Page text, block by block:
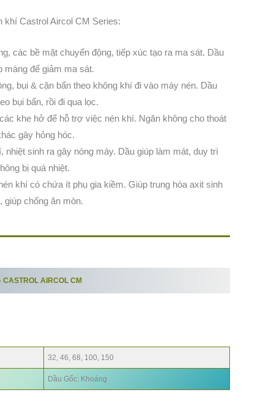
khí Castrol Aircol CM Series:
các bề mặt chuyển động, tiếp xúc tạo ra ma sát. Dầu
màng để giảm ma sát.
bụi & cặn bẩn theo không khí đi vào máy nén. Dầu
bụi bẩn, rồi đi qua lọc.
khe hở để hỗ trợ việc nén khí. Ngăn không cho thoát
gây hỏng hóc.
nhiệt sinh ra gây nóng máy. Dầu giúp làm mát, duy trì
bị quá nhiệt.
khí có chứa ít phụ gia kiềm. Giúp trung hòa axit sinh
giúp chống ăn mòn.
CASTROL AIRCOL CM
32, 46, 68, 100, 150
Dầu Gốc: Khoáng